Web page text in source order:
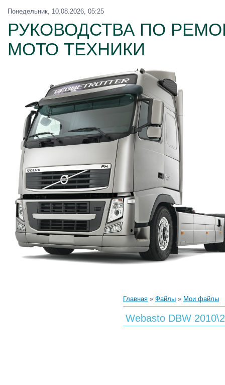
Понедельник, 10.08.2026, 05:25
РУКОВОДСТВА ПО
МОТО ТЕХНИКИ
Главная » Файлы » Мои файлы